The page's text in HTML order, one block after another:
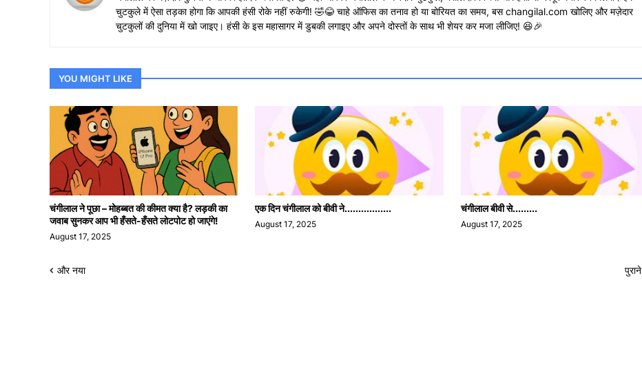
चुटकुले में ऐसा तड़का होगा कि आपकी हंसी रोके नहीं रुकेगी! 🤣😂 चाहे ऑफिस का तनाव हो या बोरियत का समय, बस changilal.com खोलिए और मज़ेदार
चुटकुलों की दुनिया में खो जाइए। हंसी के इस महासागर में डुबकी लगाइए और अपने दोस्तों के साथ भी शेयर कर मजा लीजिए! 😆🎉
YOU MIGHT LIKE
चंगीलाल ने पूछा – मोहब्बत की कीमत क्या है? लड़की का
जवाब सुनकर आप भी हँसते-हँसते लोटपोट हो जाएंगे!
August 17, 2025
एक दिन चंगीलाल को बीवी ने.................
August 17, 2025
चंगीलाल बीवी से.........
August 17, 2025
और नया पुराने